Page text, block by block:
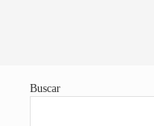
Sidebar
Buscar